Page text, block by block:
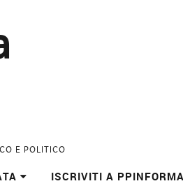
E POLITICO
ISCRIVITI A PPINFORMA